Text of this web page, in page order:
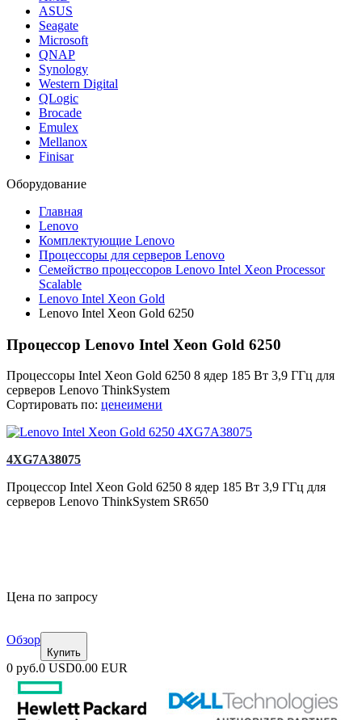
ASUS
Seagate
Microsoft
QNAP
Synology
Western Digital
QLogic
Brocade
Emulex
Mellanox
Finisar
Оборудование
Главная
Lenovo
Комплектующие Lenovo
Процессоры для серверов Lenovo
Семейство процессоров Lenovo Intel Xeon Processor
Scalable
Lenovo Intel Xeon Gold
Lenovo Intel Xeon Gold 6250
Процессор Lenovo Intel Xeon Gold 6250
Процессоры Intel Xeon Gold 6250 8 ядер 185 Вт 3,9 ГГц для
серверов Lenovo ThinkSystem
Сортировать по: ценеимени
4XG7A38075
Процессор Intel Xeon Gold 6250 8 ядер 185 Вт 3,9 ГГц для
серверов Lenovo ThinkSystem SR650
Цена по запросу
Обзор
Купить
0 руб.0 USD0.00 EUR